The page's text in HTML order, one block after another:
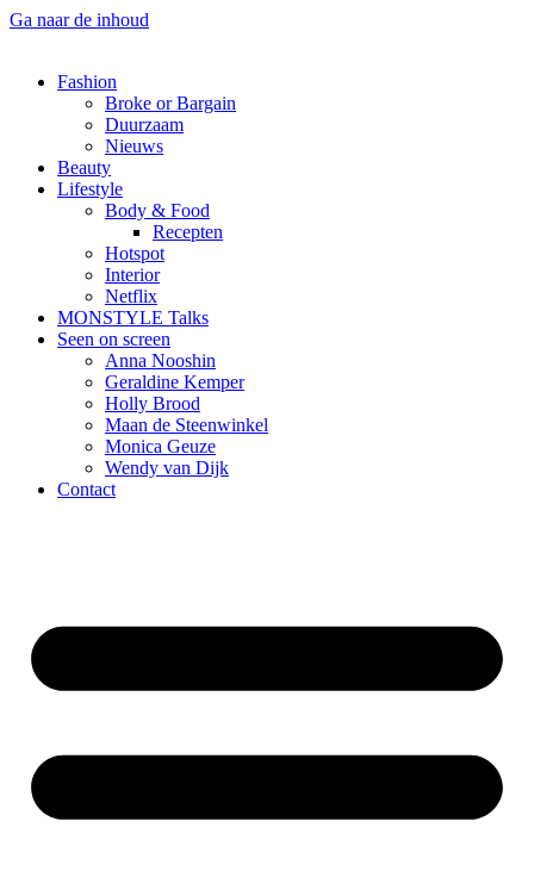
Ga naar de inhoud
Fashion
Broke or Bargain
Duurzaam
Nieuws
Beauty
Lifestyle
Body & Food
Recepten
Hotspot
Interior
Netflix
MONSTYLE Talks
Seen on screen
Anna Nooshin
Geraldine Kemper
Holly Brood
Maan de Steenwinkel
Monica Geuze
Wendy van Dijk
Contact